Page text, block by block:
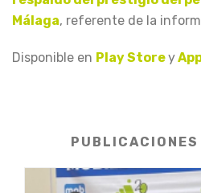
Málaga, referente de la
Disponible en Play Storey
PUBLICACIONES